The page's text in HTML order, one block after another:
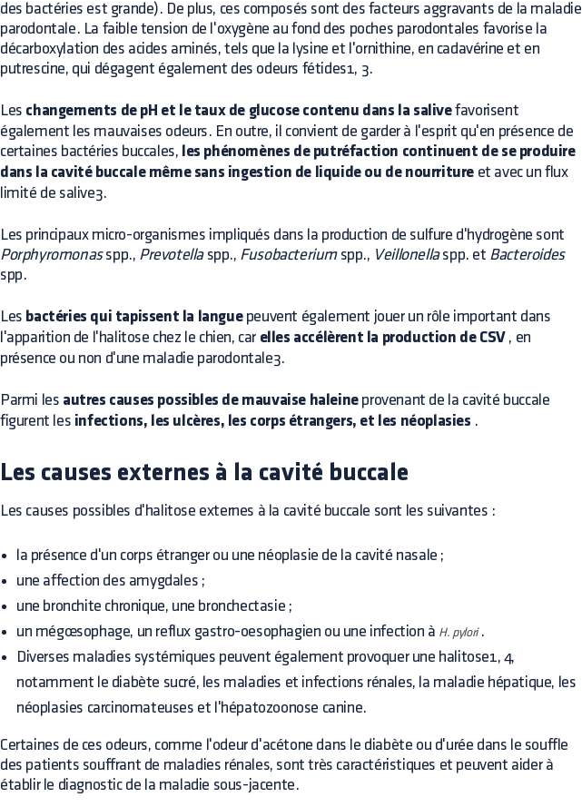
des bactéries est grande). De plus, ces composés sont des facteurs aggravants de la maladie
parodontale. La faible tension de l'oxygène au fond des poches parodontales favorise la
décarboxylation des acides aminés, tels que la lysine et l'ornithine, en cadavérine et en
putrescine, qui dégagent également des odeurs fétides1, 3.
Les changements de pH et le taux de glucose contenu dans la salivefavorisent
également les mauvaises odeurs. En outre, il convient de garder à l'esprit qu'en présence de
certaines bactéries buccales, les phénomènes de putréfaction continuent de se produire
dans la cavité buccale même sans ingestion de liquide ou de nourriture et avec un flux
limité de salive3.
Les principaux micro-organismes impliqués dans la production de sulfure d'hydrogène sont
Porphyromonasspp., Prevotellaspp., Fusobacteriumspp., Veillonellaspp. et Bacteroides
spp.
Les bactéries qui tapissent la languepeuvent également jouer un rôle important dans
l'apparition de l'halitose chez le chien, car elles accélèrent la production de CSV, en
présence ou non d'une maladie parodontale3.
Parmi les autres causes possibles de mauvaise haleineprovenant de la cavité buccale
figurent les infections, les ulcères, les corps étrangers, et les néoplasies .
Les causes externes à la cavité buccale
Les causes possibles d'halitose externes à la cavité buccale sont les suivantes :
la présence d'un corps étranger ou une néoplasie de la cavité nasale ;
une affection des amygdales ;
une bronchite chronique, une bronchectasie ;
un mégœsophage, un reflux gastro-oesophagien ou une infection à H. pylori.
Diverses maladies systémiques peuvent également provoquer une halitose1, 4,
notamment le diabète sucré, les maladies et infections rénales, la maladie hépatique, les
néoplasies carcinomateuses et l'hépatozoonose canine.
Certaines de ces odeurs, comme l'odeur d'acétone dans le diabète ou d'urée dans le souffle
des patients souffrant de maladies rénales, sont très caractéristiques et peuvent aider à
établir le diagnostic de la maladie sous-jacente.